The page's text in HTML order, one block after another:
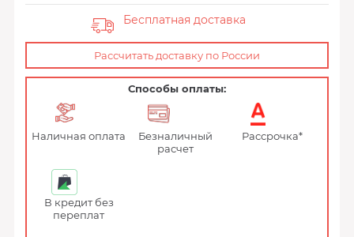
Бесплатная доставка
Рассчитать доставку по России
Способы оплаты:
Наличная оплата
Безналичный
расчет
Рассрочка*
В кредит без
переплат